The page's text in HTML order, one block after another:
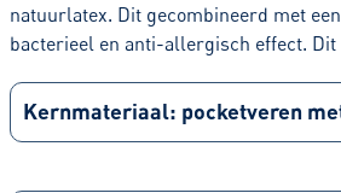
natuurlatex. Dit gecombineerd met
bacterieel en anti-allergisch effect.
Kernmateriaal: pocketveren